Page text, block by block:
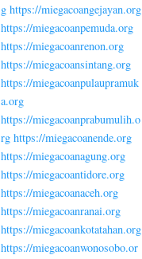
g https://miegacoangejayan.org
https://miegacoanpemuda.org
https://miegacoanrenon.org
https://miegacoansintang.org
https://miegacoanpulaupramuk
a.org
https://miegacoanprabumulih.o
rg https://miegacoanende.org
https://miegacoanagung.org
https://miegacoantidore.org
https://miegacoanaceh.org
https://miegacoanranai.org
https://miegacoankotatahan.org
https://miegacoanwonosobo.or